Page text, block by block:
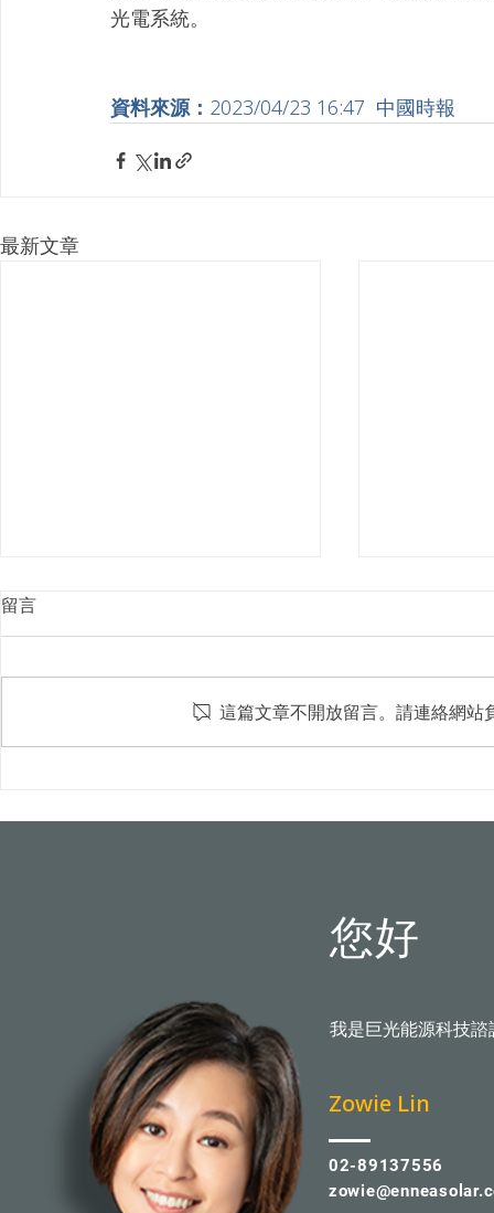
光電系統。
資料來源： 2023/04/23 16:47  中國時報
最新文章
家破解5大迷思
留言
這篇文章不開放留言。請連絡網站
您好
​Zowie Lin
02-89137556
我是巨光能源科技諮